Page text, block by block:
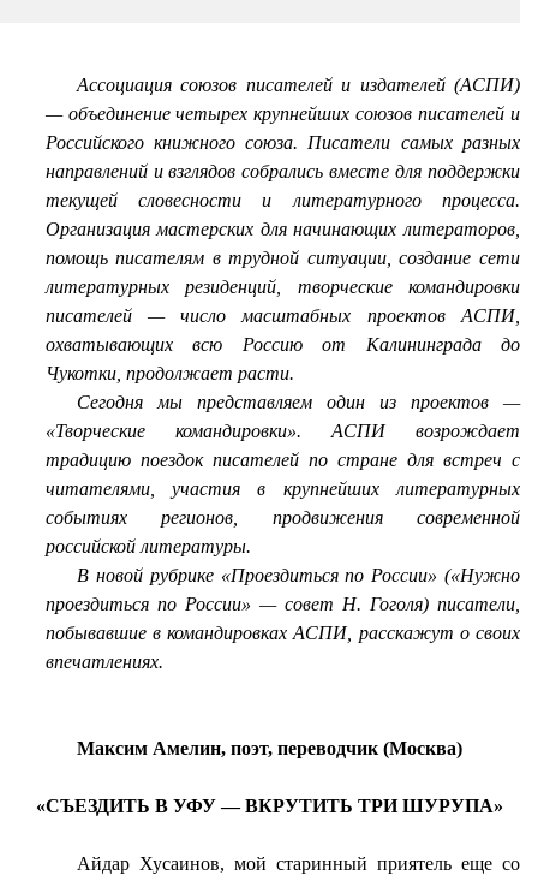
Ассоциация союзов писателей и издателей (АСПИ)
— объединение четырех крупнейших союзов писателей и
Российского книжного союза. Писатели самых разных
направлений и взглядов собрались вместе для поддержки
текущей словесности и литературного процесса.
Организация мастерских для начинающих литераторов,
помощь писателям в трудной ситуации, создание сети
литературных резиденций, творческие командировки
писателей — число масштабных проектов АСПИ,
охватывающих всю Россию от Калининграда до
Чукотки, продолжает расти.
Сегодня мы представляем один из проектов —
«Творческие командировки». АСПИ возрождает
традицию поездок писателей по стране для встреч с
читателями, участия в крупнейших литературных
событиях регионов, продвижения современной
российской литературы.
В новой рубрике «Проездиться по России» («Нужно
проездиться по России» — совет Н. Гоголя) писатели,
побывавшие в командировках АСПИ, расскажут о своих
впечатлениях.
Максим Амелин, поэт, переводчик (Москва)
«СЪЕЗДИТЬ В УФУ — ВКРУТИТЬ ТРИ ШУРУПА»
Айдар Хусаинов, мой старинный приятель еще со